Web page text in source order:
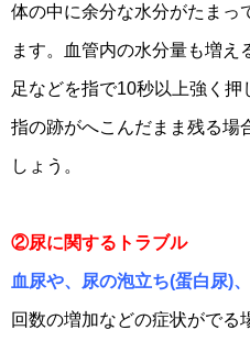
体の中に余分な水分がたまっ
ます。血管内の水分量も増え
足などを指で10秒以上強く押
指の跡がへこんだまま残る場
しょう。
②尿に関するトラブル
血尿や、尿の泡立ち(蛋白尿)、
回数の増加などの症状がでる